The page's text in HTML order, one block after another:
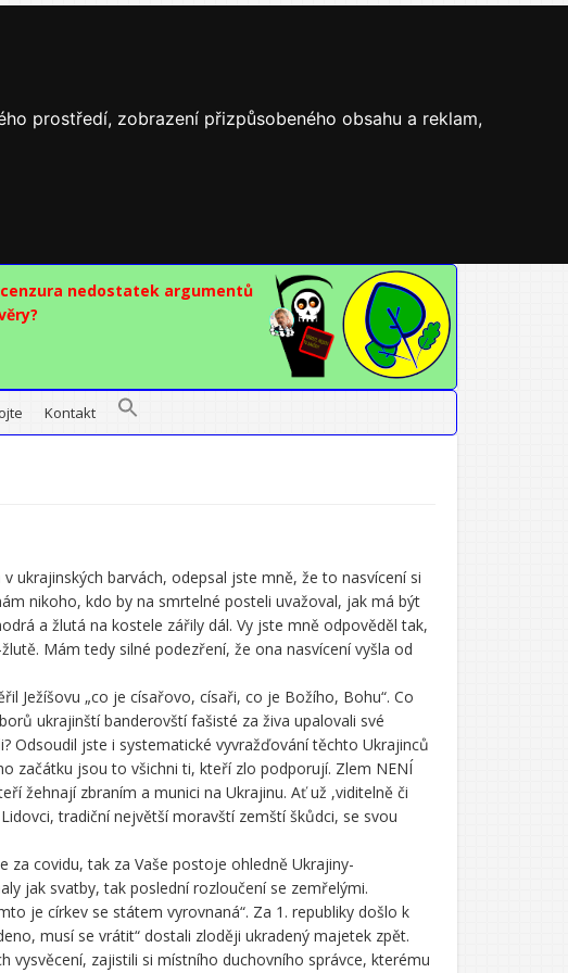
prostředí, zobrazení přizpůsobeného obsahu a reklam,
cenzura nedostatek argumentů
Kontakt
ukrajinských barvách, odepsal jste mně, že to nasvícení si
nikoho, kdo by na smrtelné posteli uvažoval, jak má být
a žlutá na kostele zářily dál. Vy jste mně odpověděl tak,
Mám tedy silné podezření, že ona nasvícení vyšla od
Ježíšovu „co je císařovo, císaři, co je Božího, Bohu“. Co
ukrajinští banderovští fašisté za živa upalovali své
Odsoudil jste i systematické vyvražďování těchto Ukrajinců
začátku jsou to všichni ti, kteří zlo podporují. Zlem NENÍ
žehnají zbraním a munici na Ukrajinu. Ať už ,viditelně či
tradiční největší moravští zemští škůdci, se svou
za covidu, tak za Vaše postoje ohledně Ukrajiny-
jak svatby, tak poslední rozloučení se zemřelými.
je církev se státem vyrovnaná“. Za 1. republiky došlo k
musí se vrátit“ dostali zloději ukradený majetek zpět.
vysvěcení, zajistili si místního duchovního správce, kterému